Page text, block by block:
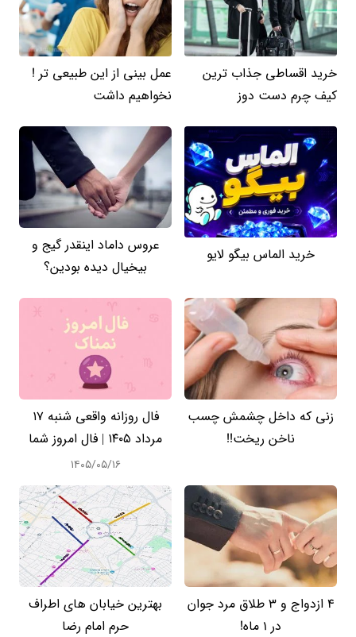
خرید اقساطی جذاب ترین
کیف چرم دست دوز
عمل بینی از این طبیعی تر !
نخواهیم داشت
خرید الماس بیگو لایو
عروس داماد اینقدر گیج و
بیخیال دیده بودین؟
زنی که داخل چشمش چسب
ناخن ریخت!!
فال روزانه واقعی شنبه ۱۷
مرداد ۱۴۰۵ | فال امروز شما
۱۴۰۵/۰۵/۱۶
4 ازدواج و 3 طلاق مرد جوان
در 1 ماه!
بهترین خیابان های اطراف
حرم امام رضا